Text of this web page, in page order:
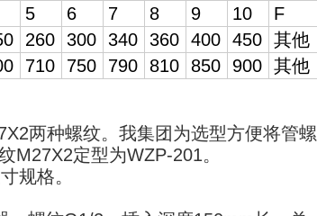
5 6 7 8 9 10
F
260 300 340 360 400 450 其他
710 750 790 810 850 900 其他
两种螺纹。我集团为选型方便将管螺
M27X2定型为WZP-201。
规格。